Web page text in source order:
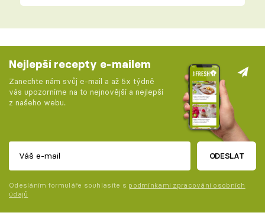
Nejlepší recepty e-mailem
Zanechte nám svůj e-mail a až 5x týdně
vás upozorníme na to nejnovější a nejlepší
z našeho webu.
ODESLAT
Odesláním formuláře souhlasíte s podmínkami zpracování osobních
údajů